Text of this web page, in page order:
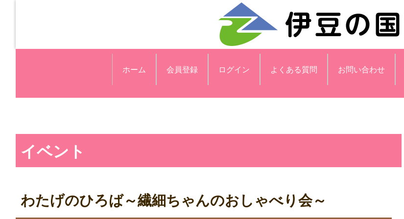
ホーム 会員登録 ログイン よくある質問 お問い合わせ
イベント
わたげのひろば～繊細ちゃんのおしゃべり会～